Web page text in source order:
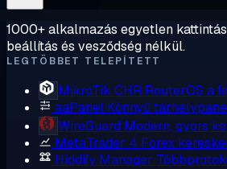
1000+ alkalmazás egyetlen
beállítás és vesződség nélkül.
LEGTÖBBET TELEPÍTETT
MikroTik CHR RouterOS a
aaPanel Könnyű
WireGuard Modern, gyors
MetaTrader 4 Forex
Hiddify Manager